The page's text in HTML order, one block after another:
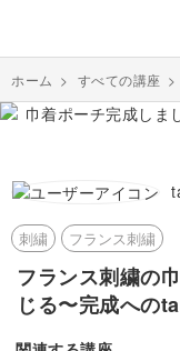
ホーム > すべての講座 >
刺繍 フランス刺繍
フランス刺繍の
じる〜完成への